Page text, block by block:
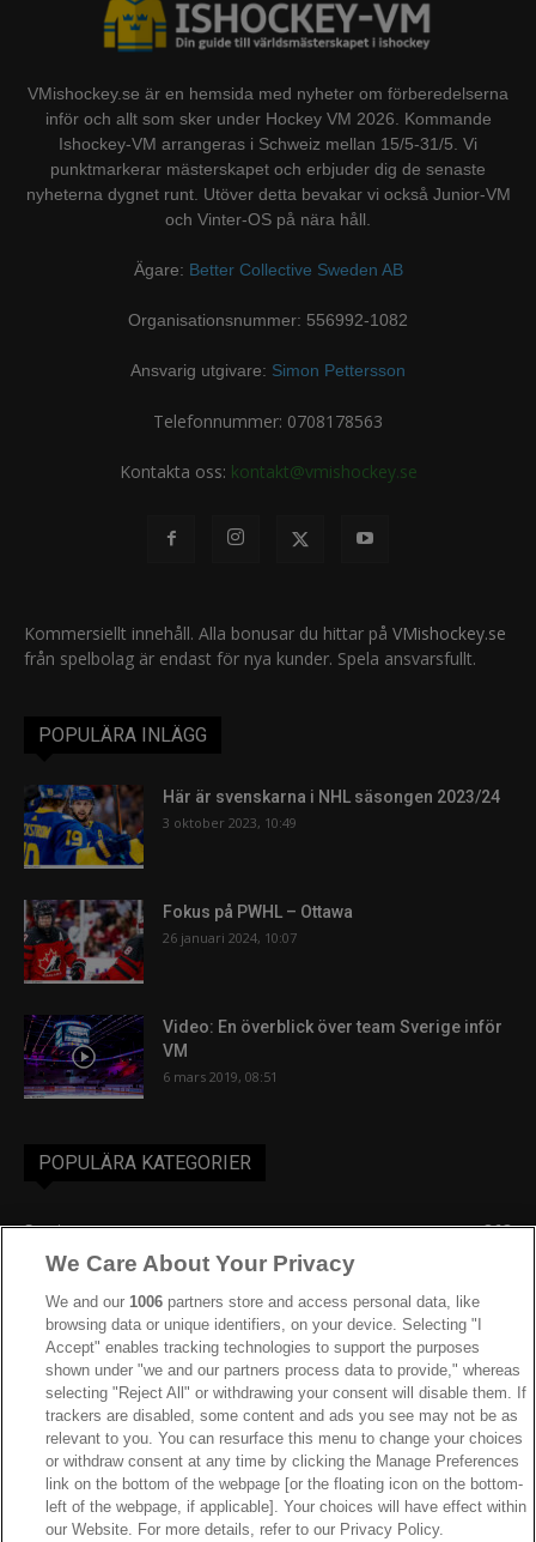
VMishockey.se är en hemsida med nyheter om förberedelserna
inför och allt som sker under Hockey VM 2026. Kommande
Ishockey-VM arrangeras i Schweiz mellan 15/5-31/5. Vi
punktmarkerar mästerskapet och erbjuder dig de senaste
nyheterna dygnet runt. Utöver detta bevakar vi också Junior-VM
och Vinter-OS på nära håll.
Ägare: Better Collective Sweden AB
Organisationsnummer: 556992-1082
Ansvarig utgivare: Simon Pettersson
Telefonnummer: 0708178563
Kontakta oss: kontakt@vmishockey.se
Kommersiellt innehåll. Alla bonusar du hittar på VMishockey.se
från spelbolag är endast för nya kunder. Spela ansvarsfullt.
POPULÄRA INLÄGG
Här är svenskarna i NHL säsongen 2023/24
3 oktober 2023, 10:49
Fokus på PWHL – Ottawa
26 januari 2024, 10:07
Video: En överblick över team Sverige inför
VM
6 mars 2019, 08:51
POPULÄRA KATEGORIER
Sverige
863
Ishockey-VM
IIHF
JVM
Kanada
205
Dam VM
187
Finland
181
Video
179
Ishockey-OS
175
We Care About Your Privacy
We and our1006 partners store and access personal data, like
browsing data or unique identifiers, on your device. Selecting "I
Accept" enables tracking technologies to support the purposes
shown under "we and our partners process data to provide," whereas
selecting "Reject All" or withdrawing your consent will disable them. If
trackers are disabled, some content and ads you see may not be as
relevant to you. You can resurface this menu to change your choices
or withdraw consent at any time by clicking the Manage Preferences
link on the bottom of the webpage [or the floating icon on the bottom-
left of the webpage, if applicable]. Your choices will have effect within
our Website. For more details, refer to our Privacy Policy.